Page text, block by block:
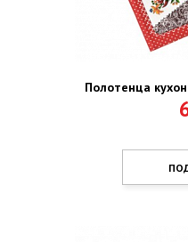
Полотенца